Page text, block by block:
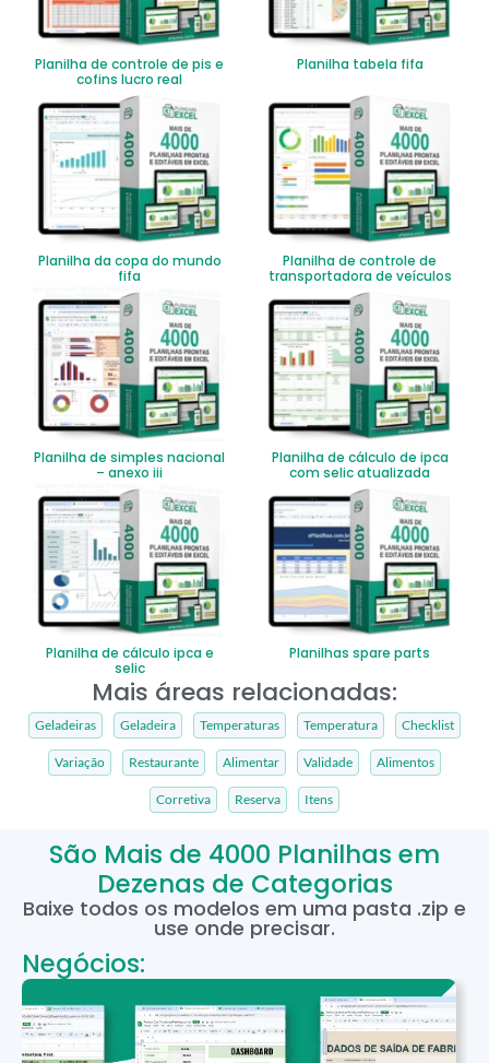
Planilha de controle de pis e
cofins lucro real
Planilha tabela fifa
Planilha da copa do mundo
fifa
Planilha de controle de
transportadora de veículos
Planilha de simples nacional
– anexo iii
Planilha de cálculo de ipca
com selic atualizada
Planilha de cálculo ipca e
selic
Planilhas spare parts
Mais áreas relacionadas:
Geladeiras Geladeira Temperaturas Temperatura Checklist
Variação Restaurante Alimentar Validade Alimentos
Corretiva Reserva Itens
São Mais de 4000 Planilhas em
Dezenas de Categorias
Baixe todos os modelos em uma pasta .zip e
use onde precisar.
Negócios: